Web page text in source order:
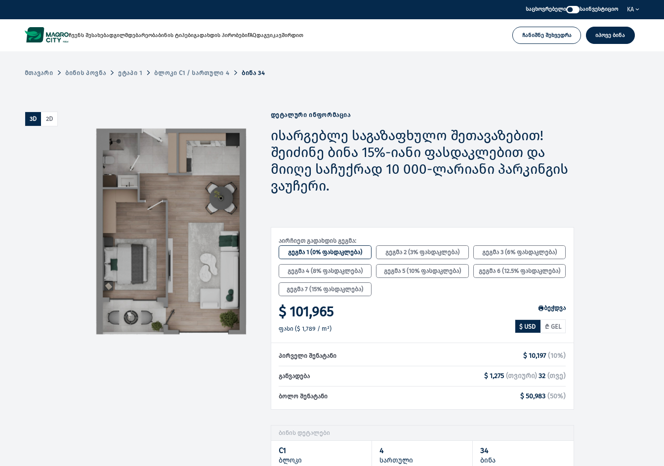
საცხოვრებელი საინვესტიციო KA
ჩვენს შესახებადგილმდებარეობაბინის ტიპებიგადახდის პირობებიFAQდაგვიკავშირდით ჩანიშნე შეხვედრა იპოვე ბინა
ᲛᲗᲐᲕᲐᲠᲘ ᲑᲘᲜᲘᲡ ᲞᲝᲕᲜᲐ ᲔᲢᲐᲞᲘ 1 ᲑᲚᲝᲙᲘ C1 / ᲡᲐᲠᲗᲣᲚᲘ 4 ᲑᲘᲜᲐ 34
3D 2D
ᲓᲔᲢᲐᲚᲣᲠᲘ ᲘᲜᲤᲝᲠᲛᲐᲪᲘᲐ
ისარგებლე საგაზაფხულო შეთავაზებით!
შეიძინე ბინა 15%-იანი ფასდაკლებით და
მიიღე საჩუქრად 10 000-ლარიანი პარკინგის
ვაუჩერი.
აირჩიეთ გადახდის გეგმა:
გეგმა 1 (0% ფასდაკლება) გეგმა 2 (3% ფასდაკლება) გეგმა 3 (6% ფასდაკლება)
გეგმა 4 (8% ფასდაკლება) გეგმა 5 (10% ფასდაკლება) გეგმა 6 (12.5% ფასდაკლება)
გეგმა 7 (15% ფასდაკლება)
$ 101,965
ფასი ($ 1,789 / m²)
ბეჭდვა
$ USD ₾ GEL
პირველი შენატანი $ 10,197 (10%)
განვადება $ 1,275 (თვიური) 32 (თვე)
ბოლო შენატანი $ 50,983 (50%)
ბინის დეტალები
C1
ბლოკი
4
სართული
34
ბინა